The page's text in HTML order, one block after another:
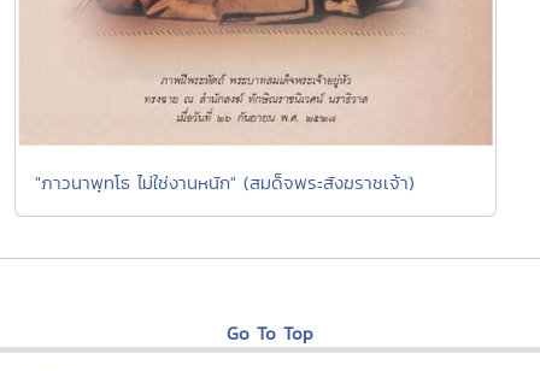
"ภาวนาพุทโธ ไม่ใช่งานหนัก" (สมด็จพระสังฆราชเจ้า)
Go To Top